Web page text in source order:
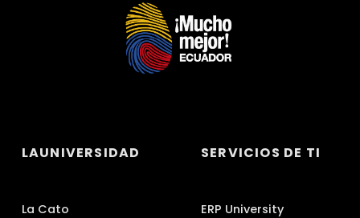
LAUNIVERSIDAD
La Cato
SERVICIOS DE TI
ERP University